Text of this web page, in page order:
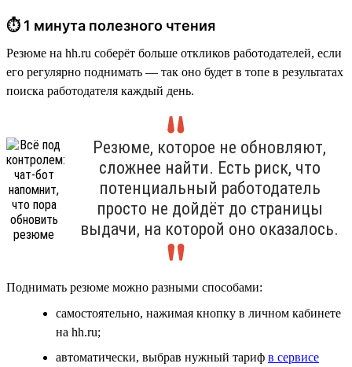
⏱ 1 минута полезного чтения
Резюме на hh.ru соберёт больше откликов работодателей, если
его регулярно поднимать — так оно будет в топе в результатах
поиска работодателя каждый день.
Резюме, которое не обновляют,
сложнее найти. Есть риск, что
потенциальный работодатель
просто не дойдёт до страницы
выдачи, на которой оно оказалось.
Поднимать резюме можно разными способами:
самостоятельно, нажимая кнопку в личном кабинете
на hh.ru;
автоматически, выбрав нужный тариф в сервисе